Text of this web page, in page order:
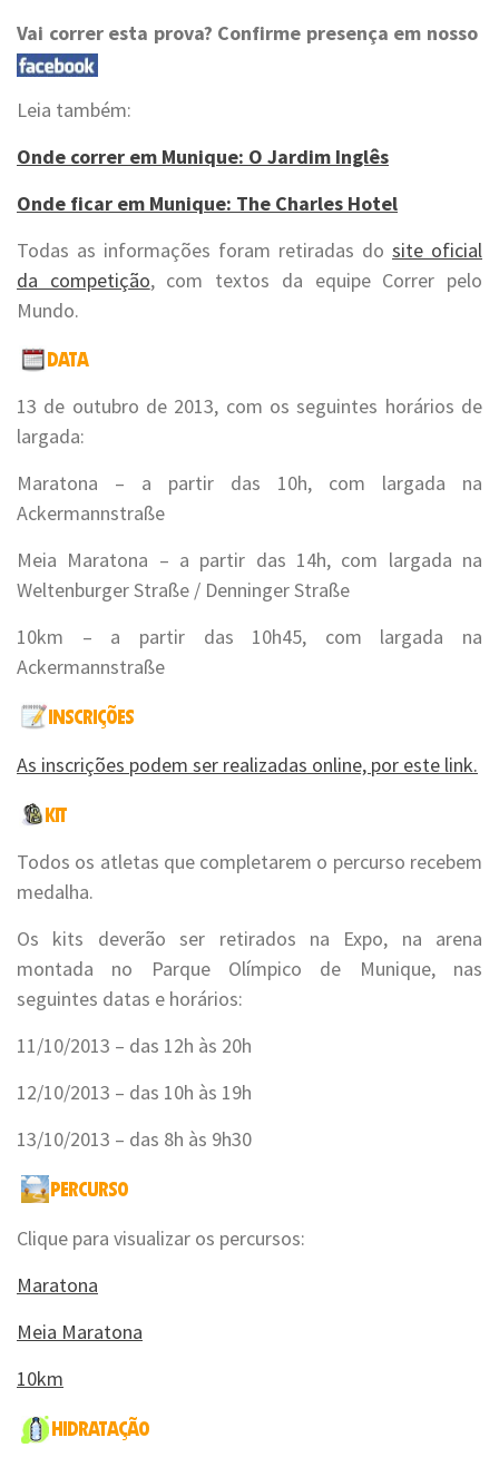
Vai correr esta prova? Confirme presença em nosso
Leia também:
Onde correr em Munique: O Jardim Inglês
Onde ficar em Munique: The Charles Hotel
Todas as informações foram retiradas do site oficial
da competição, com textos da equipe Correr pelo
Mundo.
13 de outubro de 2013, com os seguintes horários de
largada:
Maratona – a partir das 10h, com largada na
Ackermannstraße
Meia Maratona – a partir das 14h, com largada na
Weltenburger Straße / Denninger Straße
10km – a partir das 10h45, com largada na
Ackermannstraße
As inscrições podem ser realizadas online, por este link.
Todos os atletas que completarem o percurso recebem
medalha.
Os kits deverão ser retirados na Expo, na arena
montada no Parque Olímpico de Munique, nas
seguintes datas e horários:
11/10/2013 – das 12h às 20h
12/10/2013 – das 10h às 19h
13/10/2013 – das 8h às 9h30
Clique para visualizar os percursos:
Maratona
Meia Maratona
10km